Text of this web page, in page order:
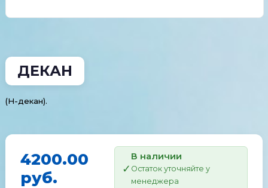
ДЕКАН
(Н-декан).
4200.00
руб.
В наличии
Остаток уточняйте у
менеджера